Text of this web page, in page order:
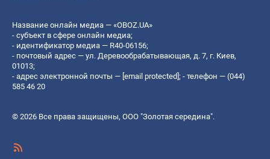
Название онлайн медиа — «OBOZ.UA»
- субъект в сфере онлайн медиа;
- идентификатор медиа — R40-06156;
- почтовый адрес — ул. Деревообрабатывающая, д. 7, г. Киев,
01013;
- адрес электронной почты — [email protected]; - телефон — (044)
585 46 20
© 2026 Все права защищены, ООО "Золотая середина".